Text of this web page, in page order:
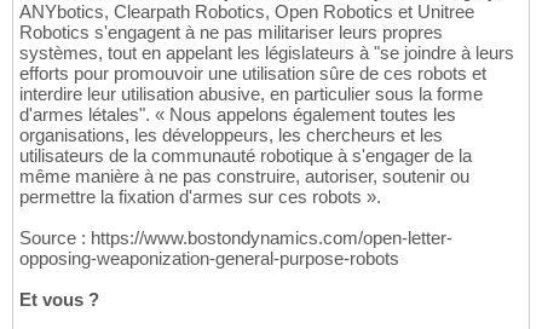
ANYbotics, Clearpath Robotics, Open Robotics et Unitree
Robotics s'engagent à ne pas militariser leurs propres
systèmes, tout en appelant les législateurs à "se joindre à leurs
efforts pour promouvoir une utilisation sûre de ces robots et
interdire leur utilisation abusive, en particulier sous la forme
d'armes létales". « Nous appelons également toutes les
organisations, les développeurs, les chercheurs et les
utilisateurs de la communauté robotique à s'engager de la
même manière à ne pas construire, autoriser, soutenir ou
permettre la fixation d'armes sur ces robots ».
Source : https://www.bostondynamics.com/open-letter-
opposing-weaponization-general-purpose-robots
Et vous ?